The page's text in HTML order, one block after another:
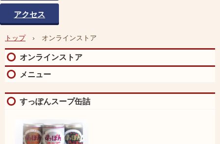
アクセス
トップ › オンラインストア
オンラインストア
メニュー
すっぽんスープ缶詰